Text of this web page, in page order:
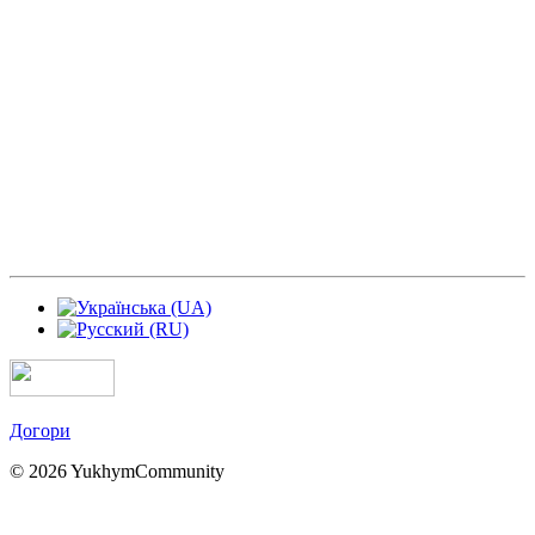
Догори
© 2026 YukhymCommunity